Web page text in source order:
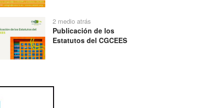
2 medio atrás
Publicación de los
Estatutos del CGCEES